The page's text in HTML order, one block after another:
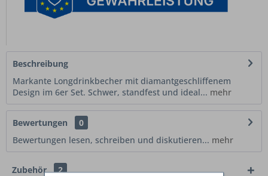
Beschreibung
Markante Longdrinkbecher mit diamantgeschliffenem
Design im 6er Set. Schwer, standfest und ideal... mehr
Bewertungen
0
Bewertungen lesen, schreiben und diskutieren... mehr
Zubehör 2